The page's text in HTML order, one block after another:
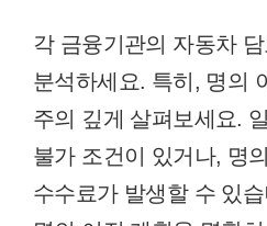
각 금융기관의 자동차
분석하세요. 특히, 명의
주의 깊게 살펴보세요.
불가 조건이 있거나, 명
수수료가 발생할 수 있